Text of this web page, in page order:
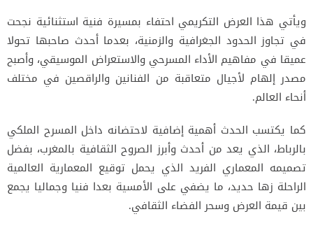
ويأتي هذا العرض التكريمي احتفاء بمسيرة فنية استثنائية نجحت
في تجاوز الحدود الجغرافية والزمنية، بعدما أحدث صاحبها تحولا
عميقا في مفاهيم الأداء المسرحي والاستعراض الموسيقي، وأصبح
مصدر إلهام لأجيال متعاقبة من الفنانين والراقصين في مختلف
أنحاء العالم.
كما يكتسب الحدث أهمية إضافية لاحتضانه داخل المسرح الملكي
بالرباط، الذي يعد من أحدث وأبرز الصروح الثقافية بالمغرب، بفضل
تصميمه المعماري الفريد الذي يحمل توقيع المعمارية العالمية
الراحلة زها حديد، ما يضفي على الأمسية بعدا فنيا وجماليا يجمع
بين قيمة العرض وسحر الفضاء الثقافي.